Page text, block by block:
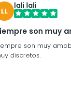
LL
lali lali
son muy
son muy
discretos.